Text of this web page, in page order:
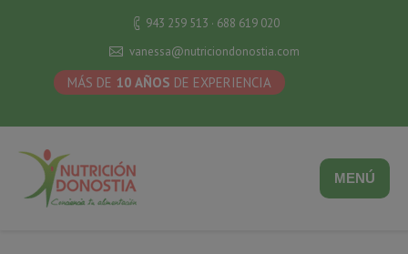
943 259 513 · 688 619 020
vanessa@nutriciondonostia.com
MÁS DE 10 AÑOS DE EXPERIENCIA
MENÚ